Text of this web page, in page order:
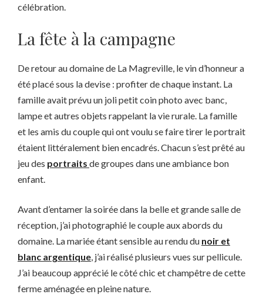
célébration.
La fête à la campagne
De retour au domaine de La Magreville, le vin d’honneur a
été placé sous la devise : profiter de chaque instant. La
famille avait prévu un joli petit coin photo avec banc,
lampe et autres objets rappelant la vie rurale. La famille
et les amis du couple qui ont voulu se faire tirer le portrait
étaient littéralement bien encadrés. Chacun s’est prêté au
jeu des portraits de groupes dans une ambiance bon
enfant.
Avant d’entamer la soirée dans la belle et grande salle de
réception, j’ai photographié le couple aux abords du
domaine. La mariée étant sensible au rendu du noir et
blanc argentique , j’ai réalisé plusieurs vues sur pellicule.
J’ai beaucoup apprécié le côté chic et champêtre de cette
ferme aménagée en pleine nature.